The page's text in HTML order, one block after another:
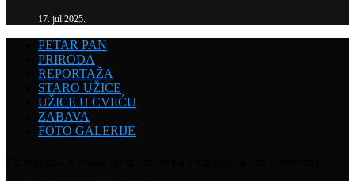
17. jul 2025.
PETAR PAN
PRIRODA
REPORTAŽA
STARO UŽICE
UŽICE U CVEĆU
ZABAVA
FOTO GALERIJE